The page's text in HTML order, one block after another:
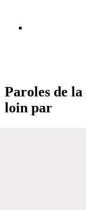
Paroles de
loin par